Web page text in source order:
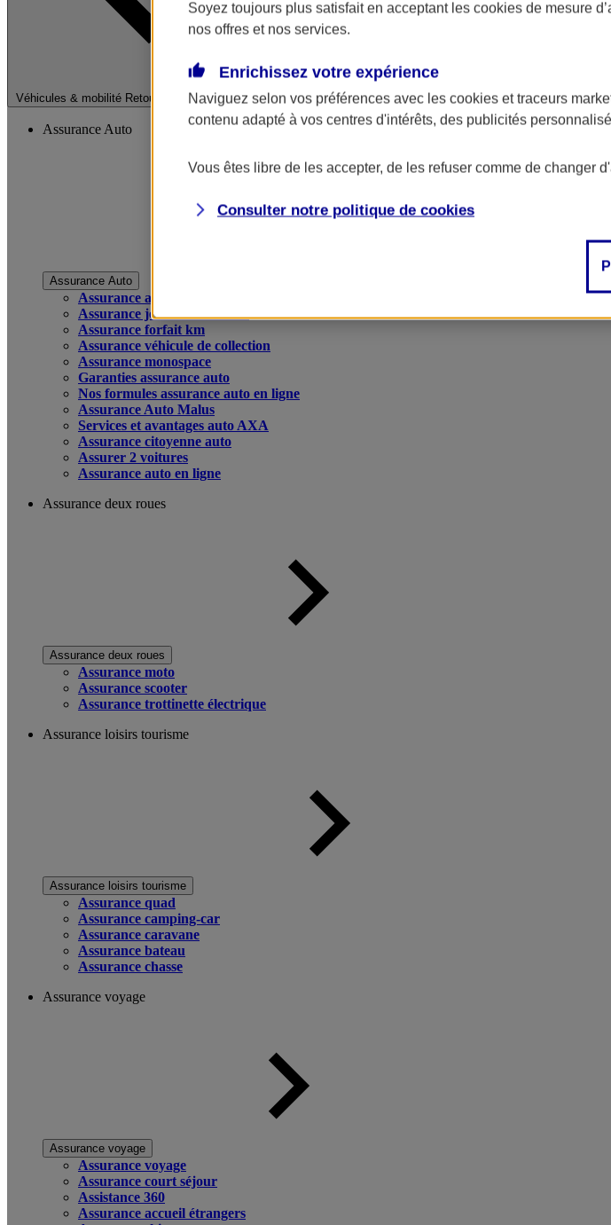
Véhicules & mobilité Retour à la section précédente
Fermer le menu principal
Assurance Auto
Assurance Auto
Assurance auto
Assurance jeune conducteur
Assurance forfait km
Assurance véhicule de collection
Assurance monospace
Garanties assurance auto
Nos formules assurance auto en ligne
Assurance Auto Malus
Services et avantages auto AXA
Assurance citoyenne auto
Assurer 2 voitures
Assurance auto en ligne
Assurance deux roues
Assurance deux roues
Assurance moto
Assurance scooter
Assurance trottinette électrique
Assurance loisirs tourisme
Assurance loisirs tourisme
Assurance quad
Assurance camping-car
Assurance caravane
Assurance bateau
Assurance chasse
Assurance voyage
Assurance voyage
Assurance voyage
Assurance court séjour
Assistance 360
Assurance accueil étrangers
Soyez toujours plus satisfait en acceptant les cookies de mesure
nos offres et nos services.
Enrichissez votre expérience
Naviguez selon vos préférences avec les cookies et traceurs
contenu adapté à vos centres d'intérêts, des publicités
Vous êtes libre de les accepter, de les refuser comme de changer
Consulter notre politique de cookies